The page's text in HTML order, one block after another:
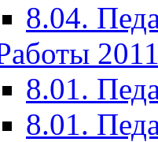
8.04.
8.01.
8.01.